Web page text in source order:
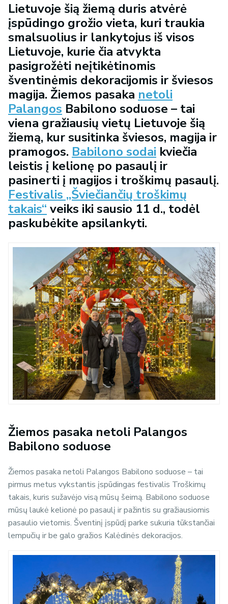
Lietuvoje šią žiemą duris atvėrė
įspūdingo grožio vieta, kuri traukia
smalsuolius ir lankytojus iš visos
Lietuvoje, kurie čia atvykta
pasigrožėti neįtikėtinomis
šventinėmis dekoracijomis ir šviesos
magija. Žiemos pasaka netoli
Palangos Babilono soduose – tai
viena gražiausių vietų Lietuvoje šią
žiemą, kur susitinka šviesos, magija ir
pramogos. Babilono sodai kviečia
leistis į kelionę po pasaulį ir
pasinerti į magijos i troškimų pasaulį.
Festivalis „Šviečiančių troškimų
takais“ veiks iki sausio 11 d., todėl
paskubėkite apsilankyti.
Žiemos pasaka netoli Palangos
Babilono soduose
Žiemos pasaka netoli Palangos Babilono soduose – tai
pirmus metus vykstantis įspūdingas festivalis Troškimų
takais, kuris sužavėjo visą mūsų šeimą. Babilono soduose
mūsų laukė kelionė po pasaulį ir pažintis su gražiausiomis
pasaulio vietomis. Šventinį įspūdį parke sukuria tūkstančiai
lempučių ir be galo gražios Kalėdinės dekoracijos.